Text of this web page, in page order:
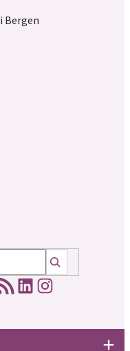
Bergen
strøm
LinkedIn side